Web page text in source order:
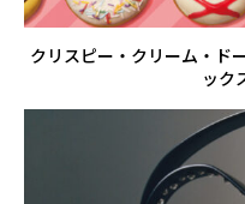
クリスピー・クリーム・ド
ック